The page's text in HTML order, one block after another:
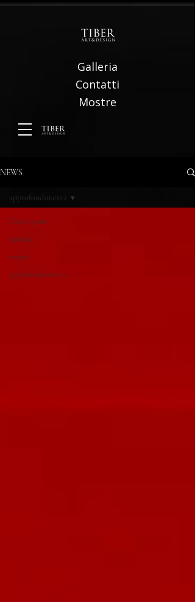
Galleria
Contatti
Mostre
NEWS
Tutti i post
notizie
eventi
approfondimenti
approfondimenti